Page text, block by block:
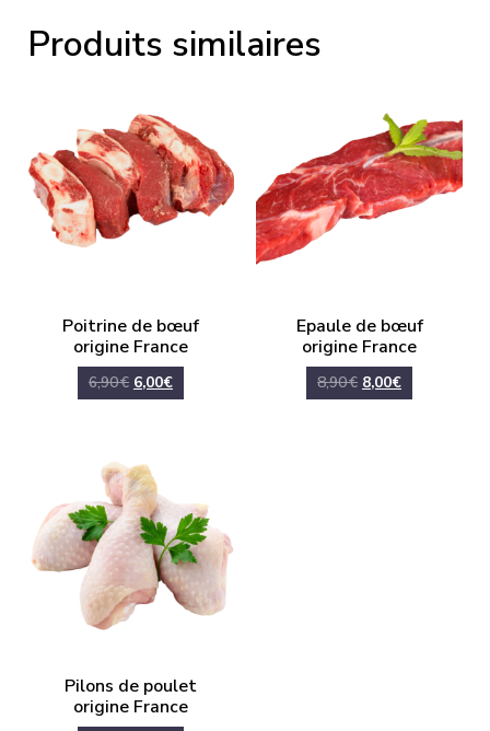
Produits similaires
Poitrine de bœuf
origine France
6,90€ 6,00€
Epaule de bœuf
origine France
8,90€ 8,00€
Pilons de poulet
origine France